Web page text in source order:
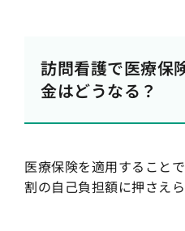
訪問看護で医療保
金はどうなる？
医療保険を適用すること
割の自己負担額に押さえら